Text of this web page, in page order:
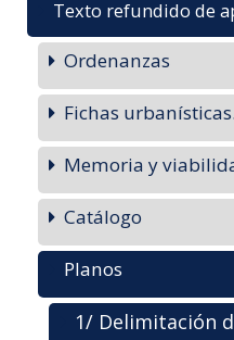
Texto refundido de
Ordenanzas
Fichas
Memoria y
Catálogo
Planos
1/ Delimitación